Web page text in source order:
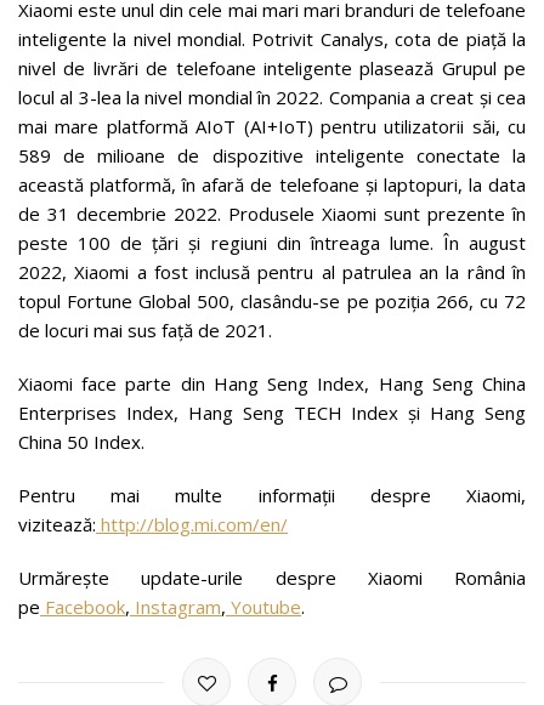
Xiaomi este unul din cele mai mari mari branduri de telefoane
inteligente la nivel mondial. Potrivit Canalys, cota de piață la
nivel de livrări de telefoane inteligente plasează Grupul pe
locul al 3-lea la nivel mondial în 2022. Compania a creat și cea
mai mare platformă AIoT (AI+IoT) pentru utilizatorii săi, cu
589 de milioane de dispozitive inteligente conectate la
această platformă, în afară de telefoane și laptopuri, la data
de 31 decembrie 2022. Produsele Xiaomi sunt prezente în
peste 100 de țări și regiuni din întreaga lume. În august
2022, Xiaomi a fost inclusă pentru al patrulea an la rând în
topul Fortune Global 500, clasându-se pe poziția 266, cu 72
de locuri mai sus față de 2021.
Xiaomi face parte din Hang Seng Index, Hang Seng China
Enterprises Index, Hang Seng TECH Index și Hang Seng
China 50 Index.
Pentru mai multe informații despre Xiaomi,
vizitează: http://blog.mi.com/en/
Urmărește update-urile despre Xiaomi România
pe Facebook, Instagram, Youtube.